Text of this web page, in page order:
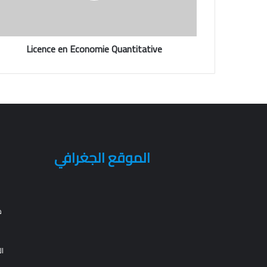
Licence en Economie Quantitative
الموقع الجغرافي